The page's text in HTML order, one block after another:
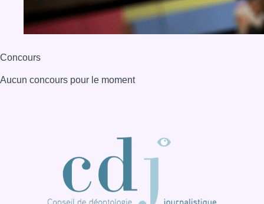
Concours
Aucun concours pour le moment